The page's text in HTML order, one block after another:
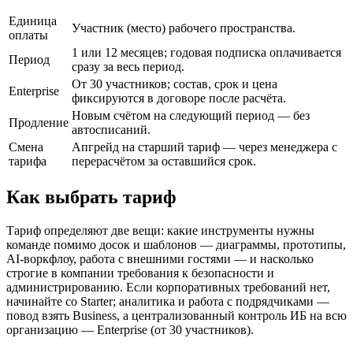
Единица
оплаты
Участник (место) рабочего пространства.
Период
1 или 12 месяцев; годовая подписка оплачивается
сразу за весь период.
Enterprise
От 30 участников; состав, срок и цена
фиксируются в договоре после расчёта.
Продление
Новым счётом на следующий период — без
автосписаний.
Смена
тарифа
Апгрейд на старший тариф — через менеджера с
перерасчётом за оставшийся срок.
Как выбрать тариф
Тариф определяют две вещи: какие инструменты нужны
команде помимо досок и шаблонов — диаграммы, прототипы,
AI-воркфлоу, работа с внешними гостями — и насколько
строгие в компании требования к безопасности и
администрированию. Если корпоративных требований нет,
начинайте со Starter; аналитика и работа с подрядчиками —
повод взять Business, а централизованный контроль ИБ на всю
организацию — Enterprise (от 30 участников).